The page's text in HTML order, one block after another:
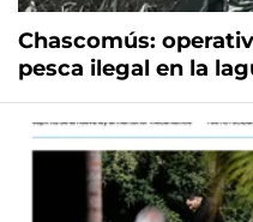
Chascomús:
pesca ilegal en la